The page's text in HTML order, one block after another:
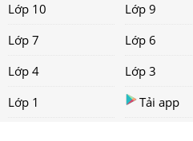
Lớp 10
Lớp 9
Lớp 7
Lớp 6
Lớp 4
Lớp 3
Lớp 1
Tải app